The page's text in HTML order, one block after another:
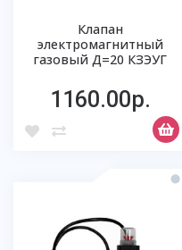
Клапан
электромагнитный
газовый Д=20 КЗЭУГ
1160.00р.